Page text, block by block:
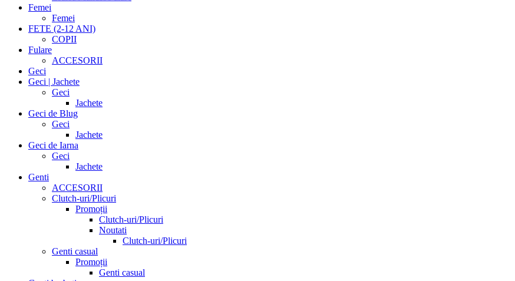
Femei
Femei
FETE (2-12 ANI)
COPII
Fulare
ACCESORII
Geci
Geci | Jachete
Geci
Jachete
Geci de Blug
Geci
Jachete
Geci de Iarna
Geci
Jachete
Genti
ACCESORII
Clutch-uri/Plicuri
Promoții
Clutch-uri/Plicuri
Noutati
Clutch-uri/Plicuri
Genti casual
Promoții
Genti casual